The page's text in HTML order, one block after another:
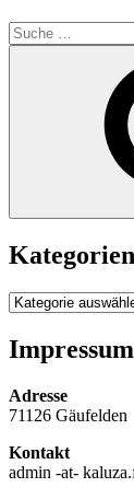
Suche
nach:
Kategorien/
Impressum
Adresse
71126 Gäufelden
Kontakt
admin -at-